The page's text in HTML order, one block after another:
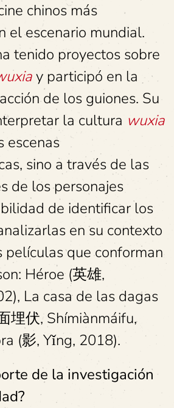
chinos más
el escenario mundial.
tenido proyectos sobre
y participó en la
de los guiones. Su
la cultura wuxia
escenas
sino a través de las
de los personajes
de identificar los
en su contexto
películas que conforman
Héroe (英雄,
La casa de las dagas
埋伏, Shímiànmáifu,
(影, Yǐng, 2018).
de la investigación